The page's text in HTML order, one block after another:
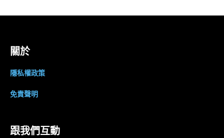
關於
隱私權政策
免責聲明
跟我們互動